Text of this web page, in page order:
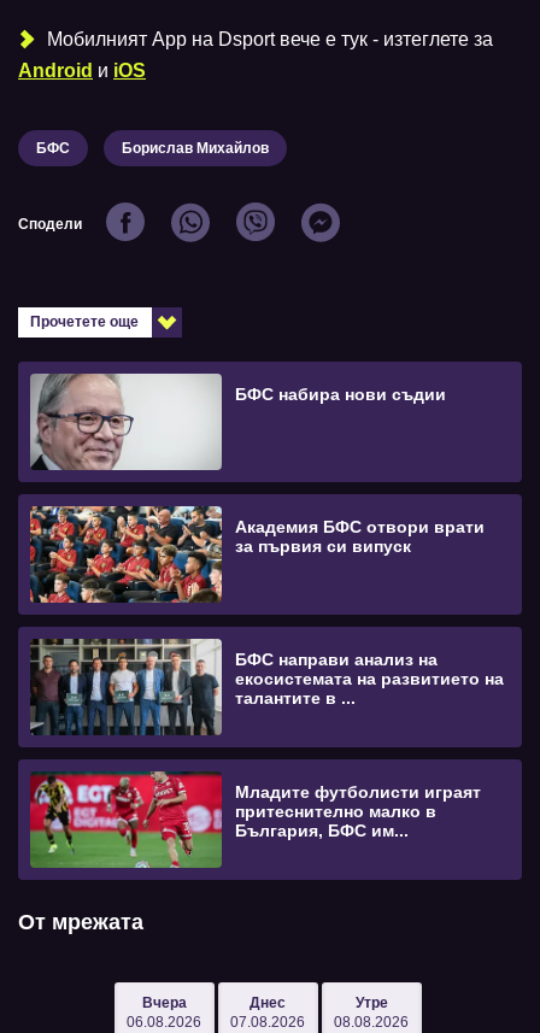
Мобилният Аpp на Dsport вече е тук - изтеглете за
Android и iOS
БФС Борислав Михайлов
Сподели
Прочетете още
БФС набира нови съдии
Академия БФС отвори врати
за първия си випуск
БФС направи анализ на
екосистемата на развитието на
талантите в ...
Младите футболисти играят
притеснително малко в
България, БФС им...
От мрежата
Вчера
06.08.2026
Днес
07.08.2026
Утре
08.08.2026